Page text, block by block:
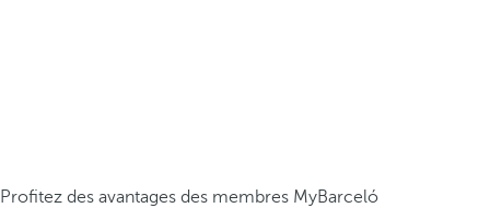
Profitez des avantages des membres MyBarceló